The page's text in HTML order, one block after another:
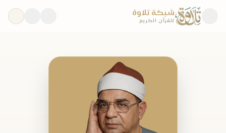
شبكة تلاوة
للقرآن الكريم